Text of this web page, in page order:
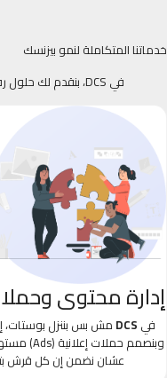
خدماتنا المتكاملة لنمو بيزنسك
في DCS، بنقدم لك حلول رقمية بتبدأ من الفكرة وتوصل بيك للقمة.
إدارة محتوى
في DCS مش بس بننزل بوستات،
عشان نضمن إن كل قرش